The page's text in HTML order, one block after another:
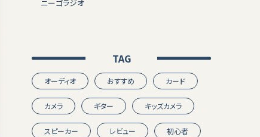
ニーゴラジオ
TAG
オーディオ おすすめ カード
カメラ ギター キッズカメラ
スピーカー レビュー 初心者